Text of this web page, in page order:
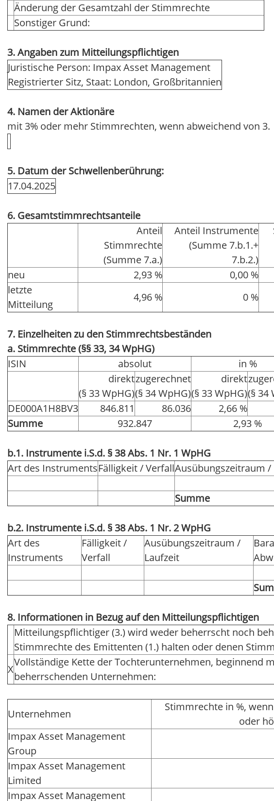
Änderung der Gesamtzahl der Stimmrechte
Sonstiger Grund:
3. Angaben zum Mitteilungspflichtigen
Juristische Person: Impax Asset Management
Registrierter Sitz, Staat: London, Großbritannien
4. Namen der Aktionäre
mit 3% oder mehr Stimmrechten, wenn abweichend von 3.
5. Datum der Schwellenberührung:
17.04.2025
6. Gesamtstimmrechtsanteile
Anteil
Stimmrechte
(Summe 7.a.)
Anteil Instrumente
(Summe 7.b.1.+
7.b.2.)
neu
2,93 % 0,00 %
letzte
Mitteilung
4,96 % 0 %
7. Einzelheiten zu den Stimmrechtsbeständen
a. Stimmrechte (§§ 33, 34 WpHG)
ISIN
absolut
in %
direkt
(§ 33 WpHG)
zugerechnet
(§ 34 WpHG)
direkt
(§ 33 WpHG)(§ 34
DE000A1H8BV3
846.811 86.036 2,66 %
Summe
932.847 2,93 %
b.1. Instrumente i.S.d. § 38 Abs. 1 Nr. 1 WpHG
Art des InstrumentsFälligkeit / VerfallAusübungszeitraum /
Summe
b.2. Instrumente i.S.d. § 38 Abs. 1 Nr. 2 WpHG
Art des
Instruments
Fälligkeit /
Verfall
Ausübungszeitraum /
Laufzeit
8. Informationen in Bezug auf den Mitteilungspflichtigen
Mitteilungspflichtiger (3.) wird weder beherrscht noch
Stimmrechte des Emittenten (1.) halten oder denen
X
Vollständige Kette der Tochterunternehmen, beginnend
beherrschenden Unternehmen:
Unternehmen
Stimmrechte in %,
oder
Impax Asset Management
Group
Impax Asset Management
Limited
Impax Asset Management